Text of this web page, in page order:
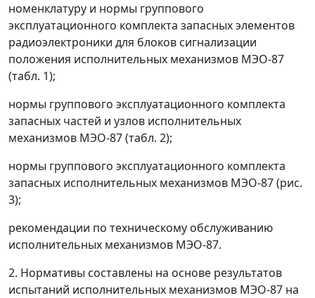
номенклатуру и нормы группового
эксплуатационного комплекта запасных элементов
радиоэлектроники для блоков сигнализации
положения исполнительных механизмов МЭО-87
(табл. 1);
нормы группового эксплуатационного комплекта
запасных частей и узлов исполнительных
механизмов МЭО-87 (табл. 2);
нормы группового эксплуатационного комплекта
запасных исполнительных механизмов МЭО-87 (рис.
3);
рекомендации по техническому обслуживанию
исполнительных механизмов МЭО-87.
2. Нормативы составлены на основе результатов
испытаний исполнительных механизмов МЭО-87 на